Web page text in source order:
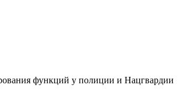
функций у полиции и Нацгвардии